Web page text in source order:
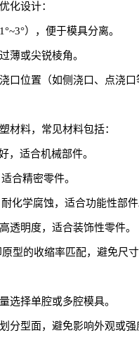
化设计：
），便于模具分离。
薄或尖锐棱角。
口位置（如侧浇口、点浇口
材料，常见材料包括：
，适合机械部件。
合精密零件。
化学腐蚀，适合功能性部件
透明度，适合装饰性零件。
型的收缩率匹配，避免尺寸
选择单腔或多腔模具。
分型面，避免影响外观或强